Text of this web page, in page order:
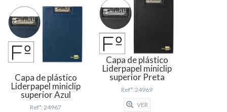
Capa de plástico
Liderpapel miniclip
superior Azul
Refª: 24967
Capa de plástico
Liderpapel miniclip
superior Preta
Refª: 24969
VER